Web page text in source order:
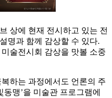
상에 현재 전시하고 있는 전
명과 함께 감상할 수 있다.
술전시회 감상을 맛볼 소중
하는 과정에서도 언론의 주
맹’을 미술관 프로그램에